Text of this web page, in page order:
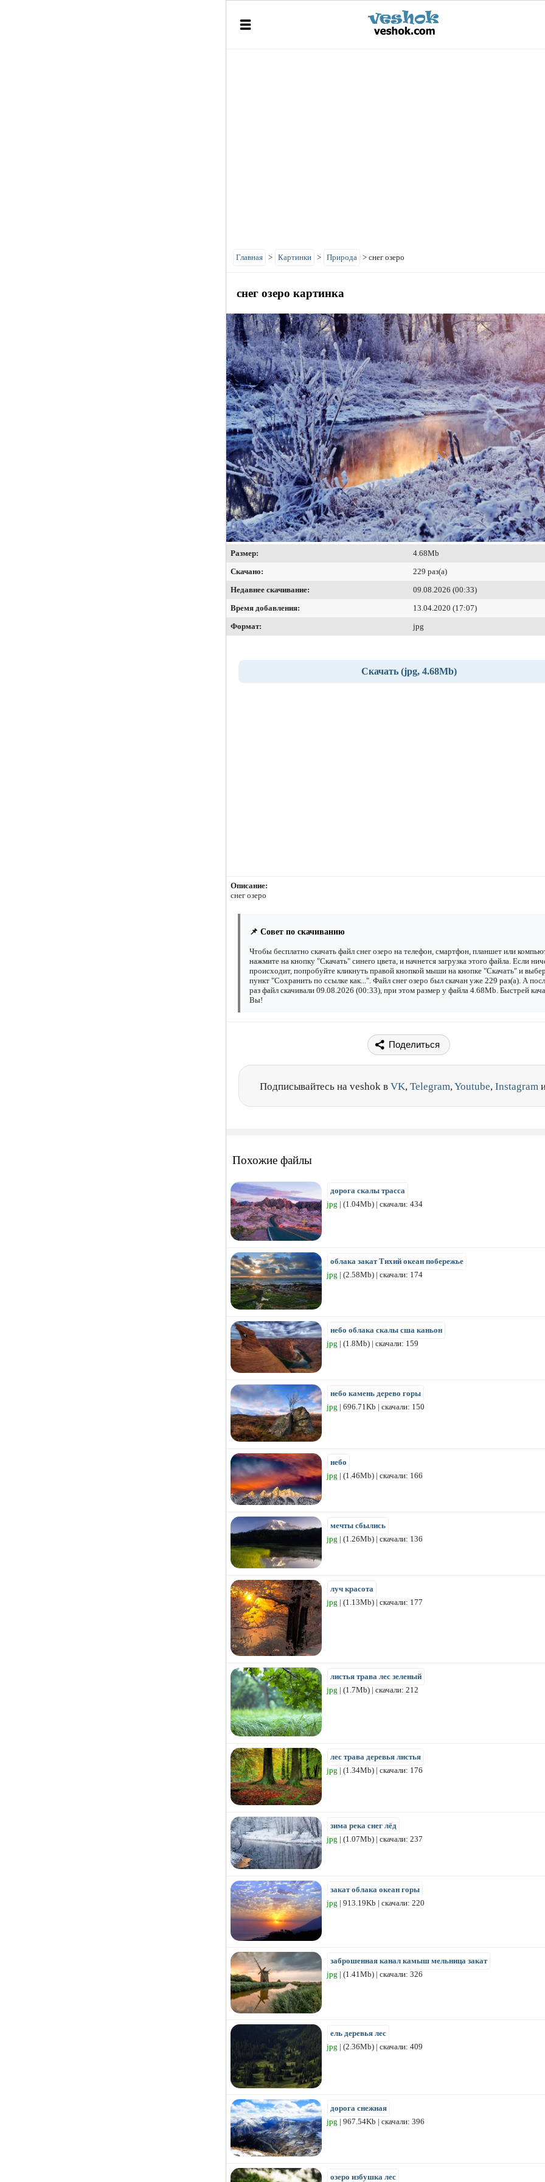
Главная > Картинки > Природа > снег озеро
снег озеро картинка
Размер:
4.68Mb
Скачано:
229 раз(а)
Недавнее скачивание:
09.08.2026 (00:33)
Время добавления:
13.04.2020 (17:07)
Формат:
jpg
Скачать (jpg, 4.68Mb)
Описание:
снег озеро
📌 Совет по скачиванию
Чтобы бесплатно скачать файл снег озеро на телефон, смартфон, планшет или
нажмите на кнопку "Скачать" синего цвета, и начнется загрузка этого файла. Если
происходит, попробуйте кликнуть правой кнопкой мыши на кнопке "Скачать" и
пункт "Сохранить по ссылке как...". Файл снег озеро был скачан уже 229 раз(а). А
раз файл скачивали 09.08.2026 (00:33), при этом размер у файла 4.68Mb. Быстрей
Вы!
Поделиться
Подписывайтесь на veshok в VK, Telegram,Youtube, Instagram
Похожие файлы
дорога скалы трасса
jpg | (1.04Mb) | скачали: 434
облака закат Тихий океан побережье
jpg | (2.58Mb) | скачали: 174
небо облака скалы сша каньон
jpg | (1.8Mb) | скачали: 159
небо камень дерево горы
jpg | 696.71Kb | скачали: 150
небо
jpg | (1.46Mb) | скачали: 166
мечты сбылись
jpg | (1.26Mb) | скачали: 136
луч красота
jpg | (1.13Mb) | скачали: 177
листья трава лес зеленый
jpg | (1.7Mb) | скачали: 212
лес трава деревья листья
jpg | (1.34Mb) | скачали: 176
зима река снег лёд
jpg | (1.07Mb) | скачали: 237
закат облака океан горы
jpg | 913.19Kb | скачали: 220
заброшенная канал камыш мельница закат
jpg | (1.41Mb) | скачали: 326
ель деревья лес
jpg | (2.36Mb) | скачали: 409
дорога снежная
jpg | 967.54Kb | скачали: 396
озеро избушка лес